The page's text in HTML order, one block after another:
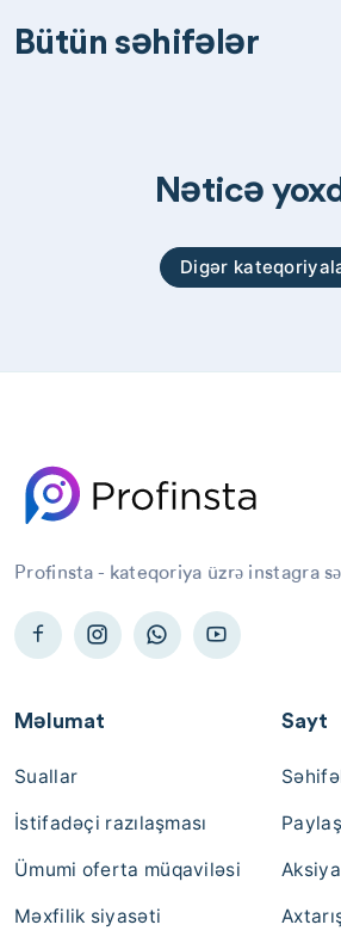
Bütün səhifələr
Nəticə
Digər
Profinsta - kateqoriya üzrə instagra
Məlumat
Suallar
İstifadəçi razılaşması
Ümumi oferta müqaviləsi
Məxfilik siyasəti
Sayt